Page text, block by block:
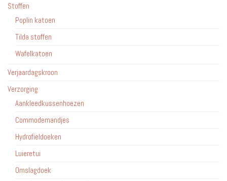
Stoffen
Poplin katoen
Tilda stoffen
Wafelkatoen
Verjaardagskroon
Verzorging
Aankleedkussenhoezen
Commodemandjes
Hydrofieldoeken
Luieretui
Omslagdoek